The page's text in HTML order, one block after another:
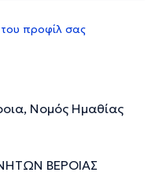
του προφίλ σας
Νομός Ημαθίας
ΒΕΡΟΙΑΣ